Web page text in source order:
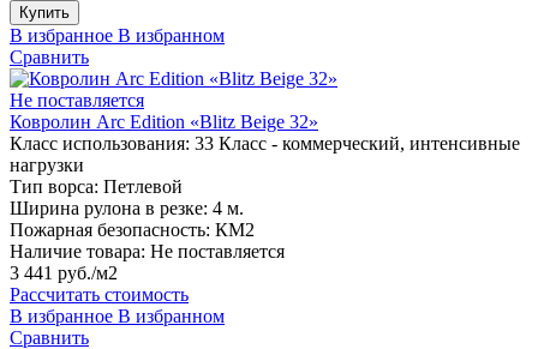
Купить
В избранное В избранном
Сравнить
Не поставляется
Ковролин Arc Edition «Blitz Beige 32»
Класс использования: 33 Класс - коммерческий, интенсивные
нагрузки
Тип ворса: Петлевой
Ширина рулона в резке: 4 м.
Пожарная безопасность: КМ2
Наличие товара: Не поставляется
3 441 руб./м2
Рассчитать стоимость
В избранное В избранном
Сравнить